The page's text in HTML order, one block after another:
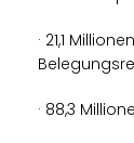
· 21,1
· 88,3